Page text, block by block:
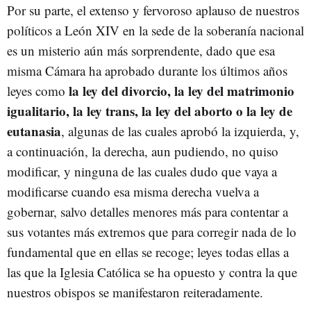
Por su parte, el extenso y fervoroso aplauso de nuestros
políticos a León XIV en la sede de la soberanía nacional
es un misterio aún más sorprendente, dado que esa
misma Cámara ha aprobado durante los últimos años
leyes como la ley del divorcio, la ley del matrimonio
igualitario, la ley trans, la ley del aborto o la ley de
eutanasia, algunas de las cuales aprobó la izquierda, y,
a continuación, la derecha, aun pudiendo, no quiso
modificar, y ninguna de las cuales dudo que vaya a
modificarse cuando esa misma derecha vuelva a
gobernar, salvo detalles menores más para contentar a
sus votantes más extremos que para corregir nada de lo
fundamental que en ellas se recoge; leyes todas ellas a
las que la Iglesia Católica se ha opuesto y contra la que
nuestros obispos se manifestaron reiteradamente.